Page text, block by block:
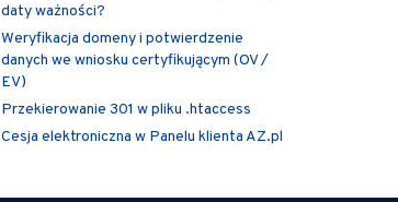
daty ważności?
Weryfikacja domeny i potwierdzenie
danych we wniosku certyfikującym (OV /
EV)
Przekierowanie 301 w pliku .htaccess
Cesja elektroniczna w Panelu klienta AZ.pl